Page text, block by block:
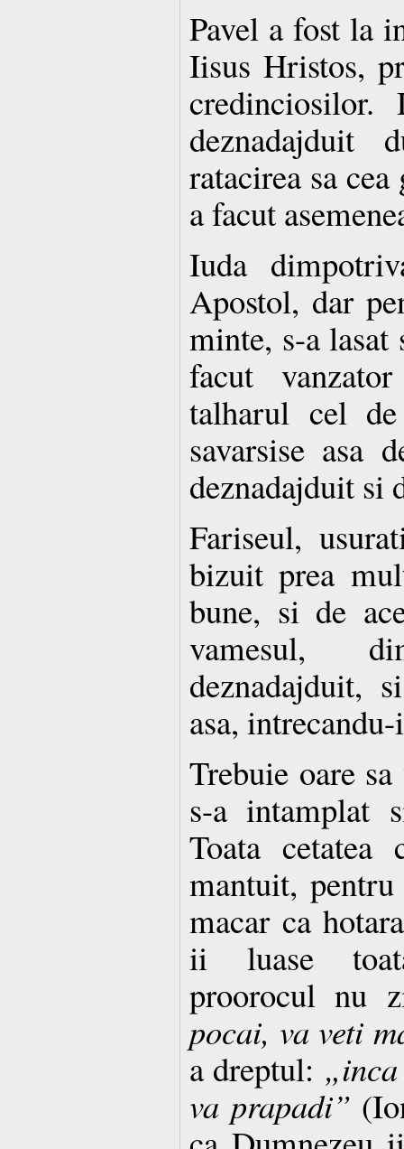
Pavel a fost la
Iisus Hristos,
deznadajduit
ratacirea sa
a facut
Iuda
Apostol, dar
minte, s-a lasat
facut
talharul cel
savarsise asa
deznadajduit si
Fariseul,
bizuit prea
bune, si de
vamesul,
deznadajduit,
asa,
Trebuie oare
s-a intamplat
Toata
mantuit,
macar ca
ii luase
proorocul nu
pocai, va veti
a dreptul:
va prapadi”